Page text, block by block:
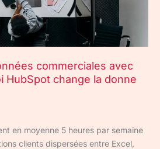
commerciales avec
HubSpot change la donne
en moyenne 5 heures par semaine
clients dispersées entre Excel,